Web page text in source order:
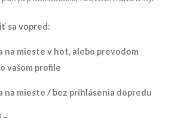
sa vopred:
na mieste v hot, alebo prevodom
vašom profile
na mieste / bez prihlásenia dopredu
–